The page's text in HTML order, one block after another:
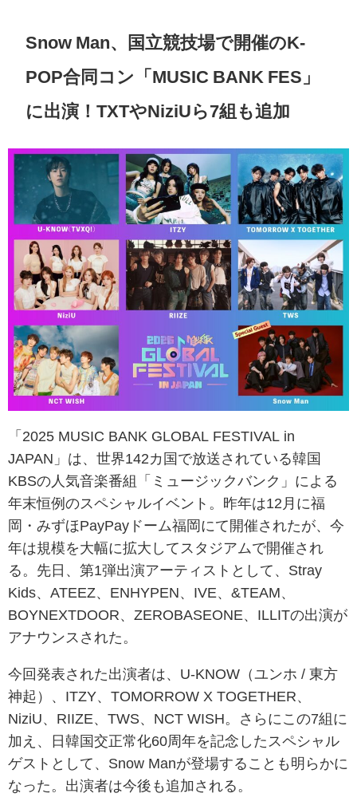
Snow Man、国立競技場で開催のK-
POP合同コン「MUSIC BANK FES」
に出演！TXTやNiziUら7組も追加
「2025 MUSIC BANK GLOBAL FESTIVAL in
JAPAN」は、世界142カ国で放送されている韓国
KBSの人気音楽番組「ミュージックバンク」による
年末恒例のスペシャルイベント。昨年は12月に福
岡・みずほPayPayドーム福岡にて開催されたが、今
年は規模を大幅に拡大してスタジアムで開催され
る。先日、第1弾出演アーティストとして、Stray
Kids、ATEEZ、ENHYPEN、IVE、&TEAM、
BOYNEXTDOOR、ZEROBASEONE、ILLITの出演が
アナウンスされた。
今回発表された出演者は、U-KNOW（ユンホ / 東方
神起）、ITZY、TOMORROW X TOGETHER、
NiziU、RIIZE、TWS、NCT WISH。さらにこの7組に
加え、日韓国交正常化60周年を記念したスペシャル
ゲストとして、Snow Manが登場することも明らかに
なった。出演者は今後も追加される。